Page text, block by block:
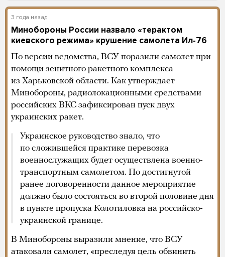
3 года назад
Минобороны России назвало «терактом
киевского режима» крушение самолета Ил-76
По версии ведомства, ВСУ поразили самолет при
помощи зенитного ракетного комплекса
из Харьковской области. Как утверждает
Минобороны, радиолокационными средствами
российских ВКС зафиксирован пуск двух
украинских ракет.
Украинское руководство знало, что
по сложившейся практике перевозка
военнослужащих будет осуществлена военно-
транспортным самолетом. По достигнутой
ранее договоренности данное мероприятие
должно было состояться во второй половине дня
в пункте пропуска Колотиловка на российско-
украинской границе.
В Минобороны выразили мнение, что ВСУ
атаковали самолет, «преследуя цель обвинить